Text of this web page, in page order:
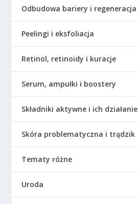
Odbudowa bariery i regeneracja
Peelingi i eksfoliacja
Retinol, retinoidy i kuracje
Serum, ampułki i boostery
Składniki aktywne i ich działanie
Skóra problematyczna i trądzik
Tematy różne
Uroda